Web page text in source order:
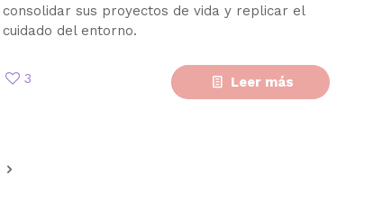
consolidar sus proyectos de vida y replicar el
cuidado del entorno.
3 Leer más